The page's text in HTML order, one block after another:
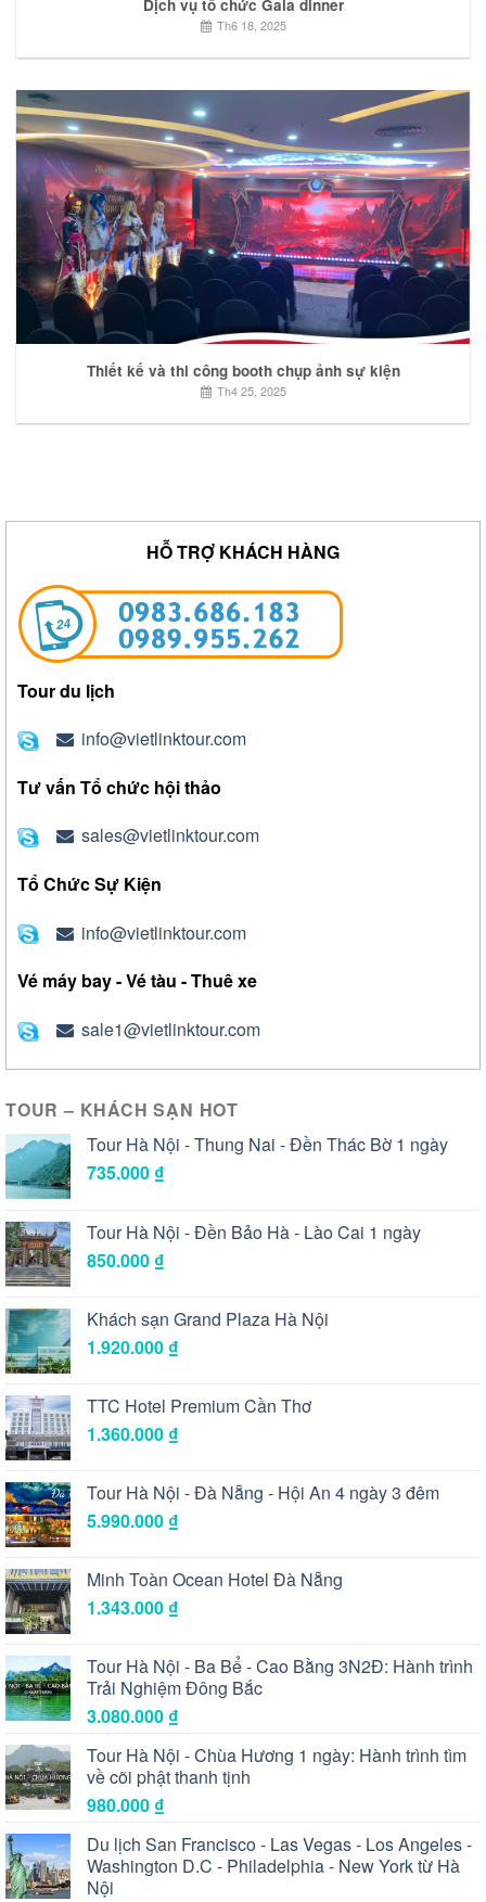
Dịch vụ tổ chức Gala dinner
Th6 18, 2025
Thiết kế và thi công booth chụp ảnh sự kiện
Th4 25, 2025
HỖ TRỢ KHÁCH HÀNG
Tour du lịch
info@vietlinktour.com
Tư vấn Tổ chức hội thảo
sales@vietlinktour.com
Tổ Chức Sự Kiện
info@vietlinktour.com
Vé máy bay - Vé tàu - Thuê xe
sale1@vietlinktour.com
TOUR – KHÁCH SẠN HOT
Tour Hà Nội - Thung Nai - Đền Thác Bờ 1 ngày
735.000 ₫
Tour Hà Nội - Đền Bảo Hà - Lào Cai 1 ngày
850.000 ₫
Khách sạn Grand Plaza Hà Nội
1.920.000 ₫
TTC Hotel Premium Cần Thơ
1.360.000 ₫
Tour Hà Nội - Đà Nẵng - Hội An 4 ngày 3 đêm
5.990.000 ₫
Minh Toàn Ocean Hotel Đà Nẵng
1.343.000 ₫
Tour Hà Nội - Ba Bể - Cao Bằng 3N2Đ: Hành trình
Trải Nghiệm Đông Bắc
3.080.000 ₫
Tour Hà Nội - Chùa Hương 1 ngày: Hành trình tìm
về cõi phật thanh tịnh
980.000 ₫
Du lịch San Francisco - Las Vegas - Los Angeles -
Washington D.C - Philadelphia - New York từ Hà
Nội